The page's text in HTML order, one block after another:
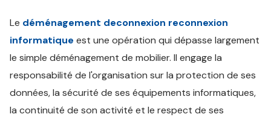
Le déménagement deconnexion reconnexion
informatique est une opération qui dépasse largement
le simple déménagement de mobilier. Il engage la
responsabilité de l'organisation sur la protection de ses
données, la sécurité de ses équipements informatiques,
la continuité de son activité et le respect de ses